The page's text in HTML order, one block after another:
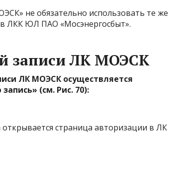
не обязательно использовать те же
ЛКК ЮЛ ПАО «Мосэнергосбыт».
записи ЛК МОЭСК
ЛК МОЭСК осуществляется
(см. Рис. 70):
страница авторизации в ЛК